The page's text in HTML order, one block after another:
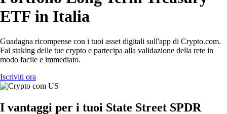
ETF in Italia
Guadagna ricompense con i tuoi asset digitali sull'app di Crypto.com.
Fai staking delle tue crypto e partecipa alla validazione della rete in
modo facile e immediato.
Iscriviti ora
I vantaggi per i tuoi State Street SPDR